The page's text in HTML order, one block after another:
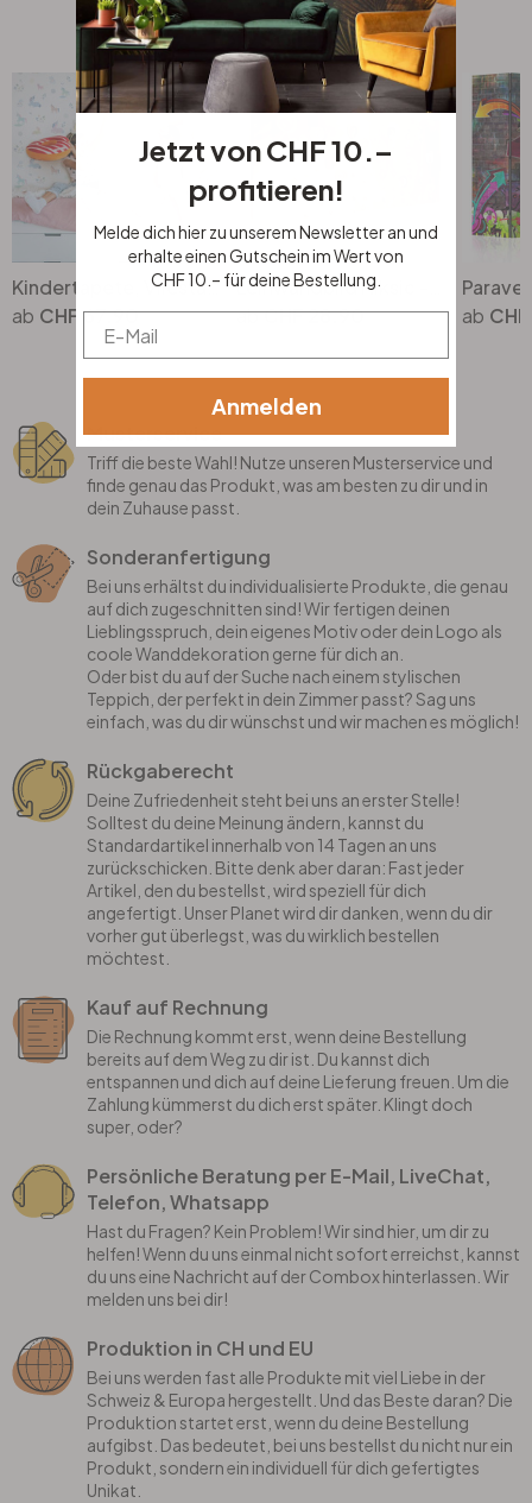
Top Seller
Kindertapete, Vliestapete mit Illustration Kids Walls weiss, bunt
CHF 67.90
CHF 28.90
Musterservice
Triff die beste Wahl! Nutze unseren Musterservice und
finde genau das Produkt, was am besten zu dir und in
dein Zuhause passt.
Sonderanfertigung
Bei uns erhältst du individualisierte Produkte, die genau
auf dich zugeschnitten sind! Wir fertigen deinen
Lieblingsspruch, dein eigenes Motiv oder dein Logo als
coole Wanddekoration gerne für dich an.
Oder bist du auf der Suche nach einem stylischen
Teppich, der perfekt in dein Zimmer passt? Sag uns
einfach, was du dir wünschst und wir machen es möglich!
Rückgaberecht
Deine Zufriedenheit steht bei uns an erster Stelle!
Solltest du deine Meinung ändern, kannst du
Standardartikel innerhalb von 14 Tagen an uns
zurückschicken. Bitte denk aber daran: Fast jeder
Artikel, den du bestellst, wird speziell für dich
angefertigt. Unser Planet wird dir danken, wenn du dir
vorher gut überlegst, was du wirklich bestellen
möchtest.
Kauf auf Rechnung
Die Rechnung kommt erst, wenn deine Bestellung
bereits auf dem Weg zu dir ist. Du kannst dich
entspannen und dich auf deine Lieferung freuen. Um die
Zahlung kümmerst du dich erst später. Klingt doch
super, oder?
Persönliche Beratung per E-Mail, LiveChat,
Telefon, Whatsapp
Hast du Fragen? Kein Problem! Wir sind hier, um dir zu
helfen! Wenn du uns einmal nicht sofort erreichst, kannst
du uns eine Nachricht auf der Combox hinterlassen. Wir
melden uns bei dir!
Produktion in CH und EU
Bei uns werden fast alle Produkte mit viel Liebe in der
Schweiz & Europa hergestellt. Und das Beste daran? Die
Produktion startet erst, wenn du deine Bestellung
aufgibst. Das bedeutet, bei uns bestellst du nicht nur ein
Produkt, sondern ein individuell für dich gefertigtes
Unikat.
Jetzt von CHF 10.–
profitieren!
Melde dich hier zu unserem Newsletter an und
erhalte einen Gutschein im Wert von
CHF 10.– für deine Bestellung.
Email
Anmelden